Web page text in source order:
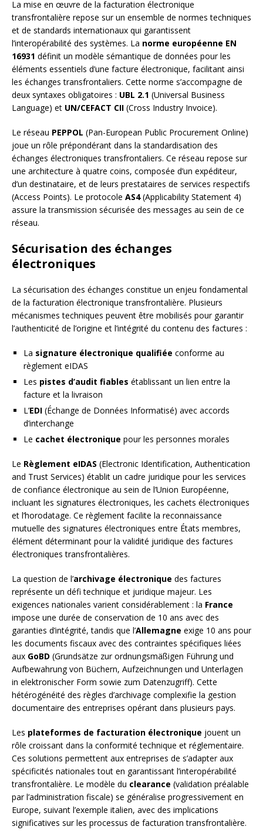
La mise en œuvre de la facturation électronique
transfrontalière repose sur un ensemble de normes techniques
et de standards internationaux qui garantissent
l’interopérabilité des systèmes. La norme européenne EN
16931 définit un modèle sémantique de données pour les
éléments essentiels d’une facture électronique, facilitant ainsi
les échanges transfrontaliers. Cette norme s’accompagne de
deux syntaxes obligatoires : UBL 2.1 (Universal Business
Language) et UN/CEFACT CII (Cross Industry Invoice).
Le réseau PEPPOL (Pan-European Public Procurement Online)
joue un rôle prépondérant dans la standardisation des
échanges électroniques transfrontaliers. Ce réseau repose sur
une architecture à quatre coins, composée d’un expéditeur,
d’un destinataire, et de leurs prestataires de services respectifs
(Access Points). Le protocole AS4(Applicability Statement 4)
assure la transmission sécurisée des messages au sein de ce
réseau.
Sécurisation des échanges
électroniques
La sécurisation des échanges constitue un enjeu fondamental
de la facturation électronique transfrontalière. Plusieurs
mécanismes techniques peuvent être mobilisés pour garantir
l’authenticité de l’origine et l’intégrité du contenu des factures :
La signature électronique qualifiée conforme au
règlement eIDAS
Les pistes d’audit fiables établissant un lien entre la
facture et la livraison
L’EDI (Échange de Données Informatisé) avec accords
d’interchange
Le cachet électronique pour les personnes morales
Le Règlement eIDAS (Electronic Identification, Authentication
and Trust Services) établit un cadre juridique pour les services
de confiance électronique au sein de l’Union Européenne,
incluant les signatures électroniques, les cachets électroniques
et l’horodatage. Ce règlement facilite la reconnaissance
mutuelle des signatures électroniques entre États membres,
élément déterminant pour la validité juridique des factures
électroniques transfrontalières.
La question de l’archivage électronique des factures
représente un défi technique et juridique majeur. Les
exigences nationales varient considérablement : la France
impose une durée de conservation de 10 ans avec des
garanties d’intégrité, tandis que l’Allemagne exige 10 ans pour
les documents fiscaux avec des contraintes spécifiques liées
aux GoBD (Grundsätze zur ordnungsmäßigen Führung und
Aufbewahrung von Büchern, Aufzeichnungen und Unterlagen
in elektronischer Form sowie zum Datenzugriff). Cette
hétérogénéité des règles d’archivage complexifie la gestion
documentaire des entreprises opérant dans plusieurs pays.
Les plateformes de facturation électronique jouent un
rôle croissant dans la conformité technique et réglementaire.
Ces solutions permettent aux entreprises de s’adapter aux
spécificités nationales tout en garantissant l’interopérabilité
transfrontalière. Le modèle du clearance (validation préalable
par l’administration fiscale) se généralise progressivement en
Europe, suivant l’exemple italien, avec des implications
significatives sur les processus de facturation transfrontalière.